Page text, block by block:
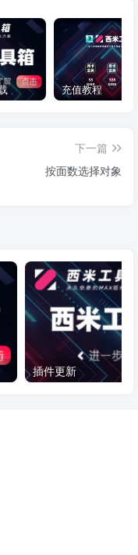
充值教程
下一篇
按面数选择对象
插件更新